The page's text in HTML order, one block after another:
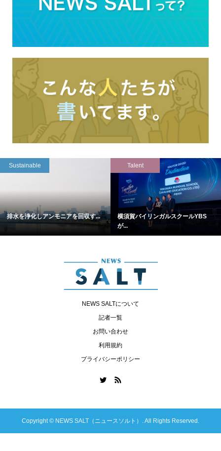
Sustainable
排水を浄化しアンモニアを回収す...
Talent
横須賀バイリンガルスクールYBS
が...
NEWS SALTについて
記者一覧
お問い合わせ
利用規約
プライバシーポリシー
Copyright © NEWS SALT（ニュースソルト）. All Rights Reserved.